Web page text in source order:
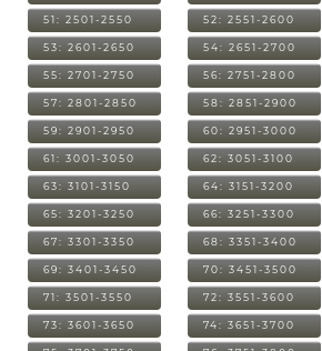
51: 2501-2550 52: 2551-2600
53: 2601-2650 54: 2651-2700
55: 2701-2750 56: 2751-2800
57: 2801-2850 58: 2851-2900
59: 2901-2950 60: 2951-3000
61: 3001-3050 62: 3051-3100
63: 3101-3150 64: 3151-3200
65: 3201-3250 66: 3251-3300
67: 3301-3350 68: 3351-3400
69: 3401-3450 70: 3451-3500
71: 3501-3550 72: 3551-3600
73: 3601-3650 74: 3651-3700